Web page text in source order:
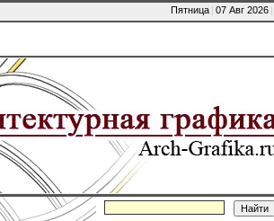
Пятница | 07 Авг 2026 |